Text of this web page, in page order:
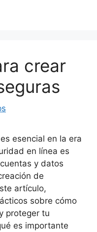
crear
esencial en la era
en línea es
y datos
de
artículo,
sobre cómo
proteger tu
es importante